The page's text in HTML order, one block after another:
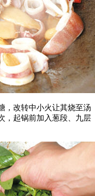
，改转中小火让其烧至汤
，起锅前加入葱段、九层